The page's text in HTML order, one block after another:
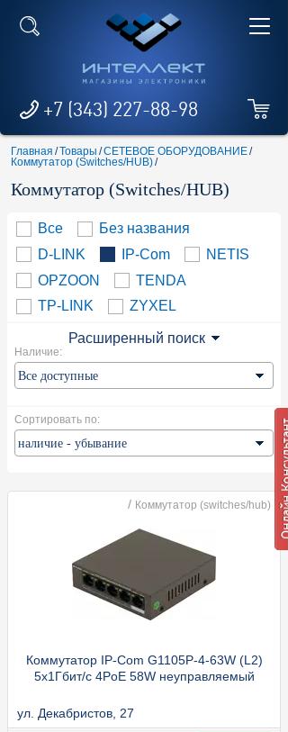
+7 (343) 227-88-98
Главная /Товары /СЕТЕВОЕ ОБОРУДОВАНИЕ/
Коммутатор (Switches/HUB)/
Коммутатор (Switches/HUB)
Все
Без названия
D-LINK
IP-Com
NETIS
OPZOON
TENDA
TP-LINK
ZYXEL
Расширенный поиск
Наличие:
Сортировать по:
/ Коммутатор (switches/hub)
Коммутатор IP-Com G1105P-4-63W (L2)
5x1Гбит/с 4PoE 58W неуправляемый
ул. Декабристов, 27